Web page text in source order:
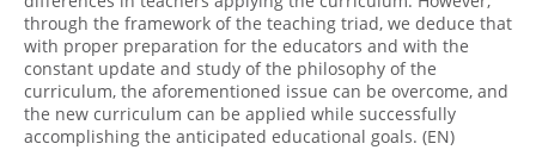
through the framework of the teaching triad, we deduce that
with proper preparation for the educators and with the
constant update and study of the philosophy of the
curriculum, the aforementioned issue can be overcome, and
the new curriculum can be applied while successfully
accomplishing the anticipated educational goals. (EN)